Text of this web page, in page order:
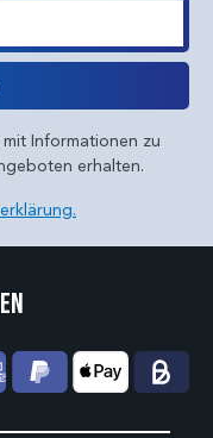
Informationen zu
erhalten.